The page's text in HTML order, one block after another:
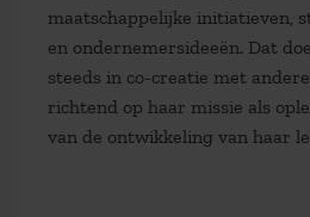
maatschappelijke initiatieven,
en ondernemersideeën. Dat
steeds in co-creatie met
richtend op haar missie als
van de ontwikkeling van haar